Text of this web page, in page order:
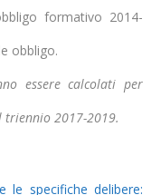
formativo 2014-
obbligo.
essere calcolati per
2017-2019.
le specifiche delibere: